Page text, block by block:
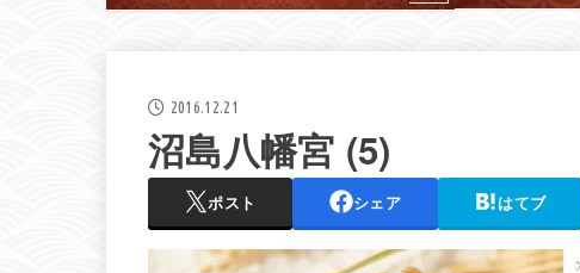
2016.12.21
沼島八幡宮 (5)
ポスト シェア はてブ